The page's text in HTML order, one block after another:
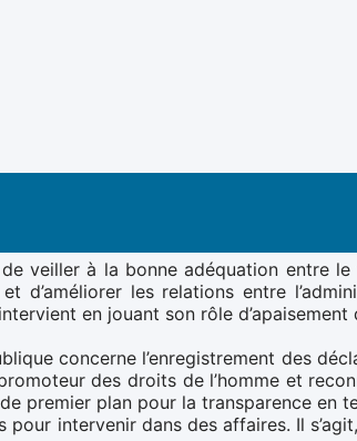
veiller à la bonne adéquation entre
d’améliorer les relations entre
en jouant son rôle d’apaisement
concerne l’enregistrement des
des droits de l’homme et
premier plan pour la transparence en
intervenir dans des affaires. Il